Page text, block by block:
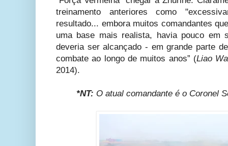
treinamento anteriores como
resultado... embora muitos comandantes
uma base mais realista, havia pouco em
deveria ser alcançado - em grande parte
combate ao longo de muitos anos” (Liao
2014).
*NT: O atual comandante é o Coronel